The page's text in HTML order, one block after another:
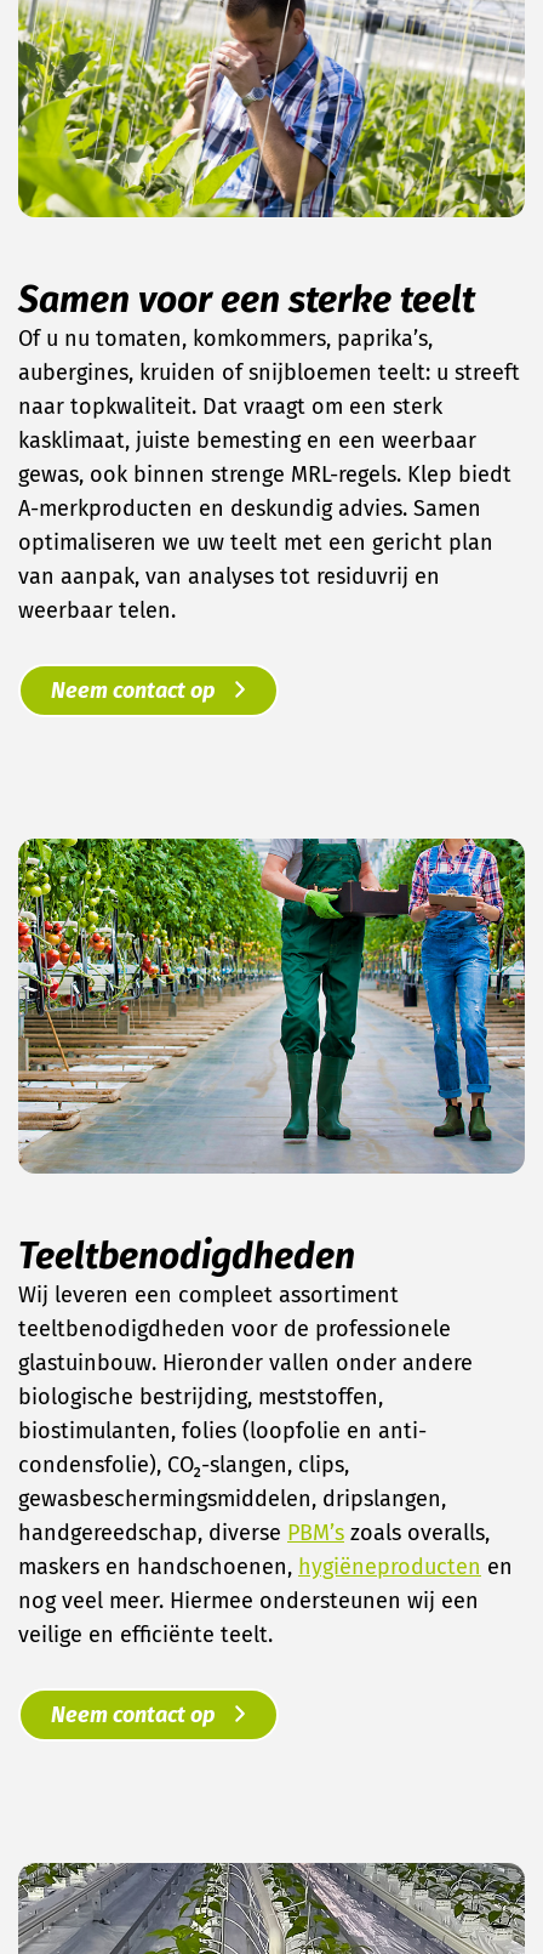
Samen voor een sterke teelt
Of u nu tomaten, komkommers, paprika’s,
aubergines, kruiden of snijbloemen teelt: u streeft
naar topkwaliteit. Dat vraagt om een sterk
kasklimaat, juiste bemesting en een weerbaar
gewas, ook binnen strenge MRL-regels. Klep biedt
A-merkproducten en deskundig advies. Samen
optimaliseren we uw teelt met een gericht plan
van aanpak, van analyses tot residuvrij en
weerbaar telen.
Neem contact op
Teeltbenodigdheden
Wij leveren een compleet assortiment
teeltbenodigdheden voor de professionele
glastuinbouw. Hieronder vallen onder andere
biologische bestrijding, meststoffen,
biostimulanten, folies (loopfolie en anti-
condensfolie), CO₂-slangen, clips,
gewasbeschermingsmiddelen, dripslangen,
handgereedschap, diverse PBM’s zoals overalls,
maskers en handschoenen, hygiëneproducten en
nog veel meer. Hiermee ondersteunen wij een
veilige en efficiënte teelt.
Neem contact op